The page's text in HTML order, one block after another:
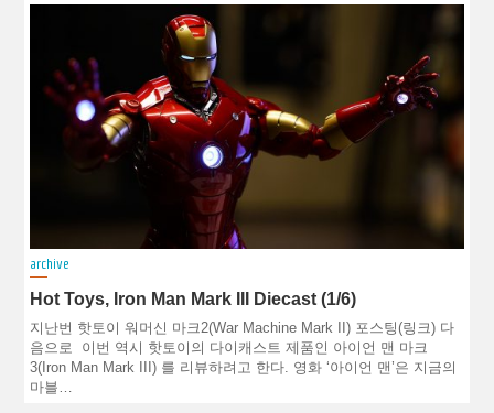
archive
Hot Toys, Iron Man Mark III Diecast (1/6)
지난번 핫토이 워머신 마크2(War Machine Mark II) 포스팅(링크) 다
음으로 이번 역시 핫토이의 다이캐스트 제품인 아이언 맨 마크
3(Iron Man Mark III) 를 리뷰하려고 한다. 영화 ‘아이언 맨’은 지금의
마블…